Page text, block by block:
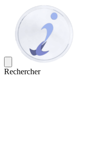
Rechercher